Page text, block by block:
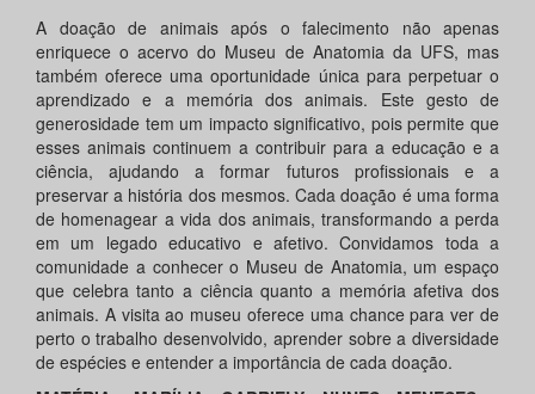
A doação de animais após o falecimento não apenas
enriquece o acervo do Museu de Anatomia da UFS, mas
também oferece uma oportunidade única para perpetuar o
aprendizado e a memória dos animais. Este gesto de
generosidade tem um impacto significativo, pois permite que
esses animais continuem a contribuir para a educação e a
ciência, ajudando a formar futuros profissionais e a
preservar a história dos mesmos. Cada doação é uma forma
de homenagear a vida dos animais, transformando a perda
em um legado educativo e afetivo. Convidamos toda a
comunidade a conhecer o Museu de Anatomia, um espaço
que celebra tanto a ciência quanto a memória afetiva dos
animais. A visita ao museu oferece uma chance para ver de
perto o trabalho desenvolvido, aprender sobre a diversidade
de espécies e entender a importância de cada doação.